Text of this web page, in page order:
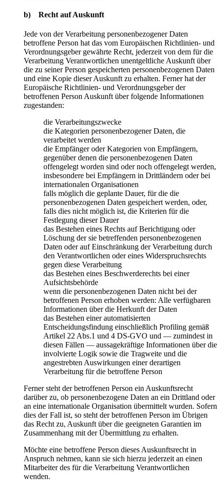
b) Recht auf Auskunft
Jede von der Verarbeitung personenbezogener Daten
betroffene Person hat das vom Europäischen Richtlinien- und
Verordnungsgeber gewährte Recht, jederzeit von dem für die
Verarbeitung Verantwortlichen unentgeltliche Auskunft über
die zu seiner Person gespeicherten personenbezogenen Daten
und eine Kopie dieser Auskunft zu erhalten. Ferner hat der
Europäische Richtlinien- und Verordnungsgeber der
betroffenen Person Auskunft über folgende Informationen
zugestanden:
die Verarbeitungszwecke
die Kategorien personenbezogener Daten, die
verarbeitet werden
die Empfänger oder Kategorien von Empfängern,
gegenüber denen die personenbezogenen Daten
offengelegt worden sind oder noch offengelegt werden,
insbesondere bei Empfängern in Drittländern oder bei
internationalen Organisationen
falls möglich die geplante Dauer, für die die
personenbezogenen Daten gespeichert werden, oder,
falls dies nicht möglich ist, die Kriterien für die
Festlegung dieser Dauer
das Bestehen eines Rechts auf Berichtigung oder
Löschung der sie betreffenden personenbezogenen
Daten oder auf Einschränkung der Verarbeitung durch
den Verantwortlichen oder eines Widerspruchsrechts
gegen diese Verarbeitung
das Bestehen eines Beschwerderechts bei einer
Aufsichtsbehörde
wenn die personenbezogenen Daten nicht bei der
betroffenen Person erhoben werden: Alle verfügbaren
Informationen über die Herkunft der Daten
das Bestehen einer automatisierten
Entscheidungsfindung einschließlich Profiling gemäß
Artikel 22 Abs.1 und 4 DS-GVO und — zumindest in
diesen Fällen — aussagekräftige Informationen über die
involvierte Logik sowie die Tragweite und die
angestrebten Auswirkungen einer derartigen
Verarbeitung für die betroffene Person
Ferner steht der betroffenen Person ein Auskunftsrecht
darüber zu, ob personenbezogene Daten an ein Drittland oder
an eine internationale Organisation übermittelt wurden. Sofern
dies der Fall ist, so steht der betroffenen Person im Übrigen
das Recht zu, Auskunft über die geeigneten Garantien im
Zusammenhang mit der Übermittlung zu erhalten.
Möchte eine betroffene Person dieses Auskunftsrecht in
Anspruch nehmen, kann sie sich hierzu jederzeit an einen
Mitarbeiter des für die Verarbeitung Verantwortlichen
wenden.